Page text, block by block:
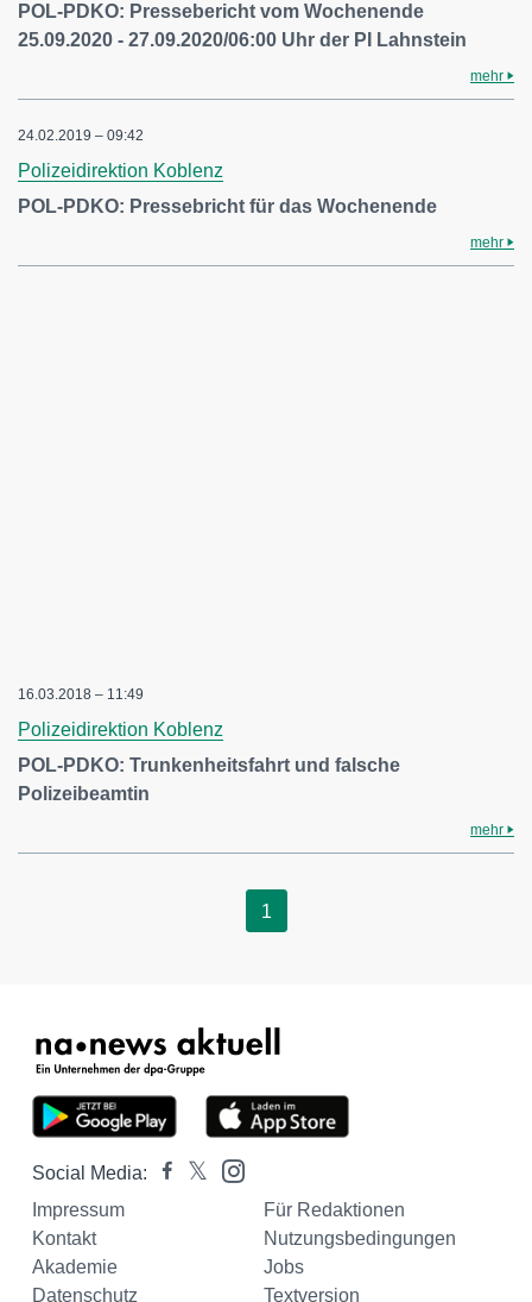
POL-PDKO: Pressebericht vom Wochenende
25.09.2020 - 27.09.2020/06:00 Uhr der PI Lahnstein
mehr
24.02.2019 – 09:42
Polizeidirektion Koblenz
POL-PDKO: Pressebricht für das Wochenende
mehr
16.03.2018 – 11:49
Polizeidirektion Koblenz
POL-PDKO: Trunkenheitsfahrt und falsche
Polizeibeamtin
mehr
1
Social Media:
Impressum
Für Redaktionen
Kontakt
Nutzungsbedingungen
Akademie
Jobs
Datenschutz
Textversion